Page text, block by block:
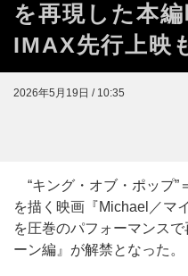
を再現した本
IMAX先行上映
2026年5月19日 / 10:35
“キング・オブ・ポップ”
を描く映画『Michael／マ
を圧巻のパフォーマンス
ーン編』が解禁となった。